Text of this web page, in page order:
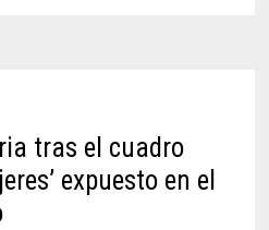
tras el cuadro
expuesto en el